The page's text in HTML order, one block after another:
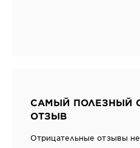
САМЫЙ ПОЛЕЗНЫЙ
ОТЗЫВ
Отрицательные отзывы